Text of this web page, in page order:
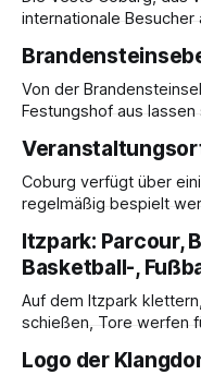
internationale
Von der
Festungshof aus
wunderschöne Blicke in die
ergeben sich schöne
umliegende
Coburg verfügt über
regelmäßig bespielt
Ketschenanger,
Kongresshaus Rosengarten. Über aktuelle
können Sie sich bspw.
Coburger
Coburgs kulturelle
Festen und
Itzpark: Parcour,
Basketball-,
Auf dem Itzpark
schießen, Tore werfen
Logo der